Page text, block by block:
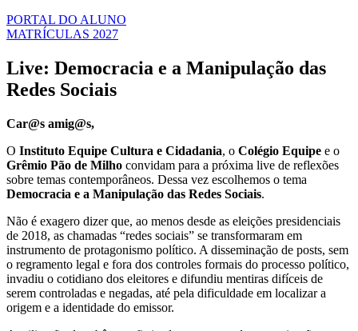
PORTAL DO ALUNO
MATRÍCULAS 2027
Live: Democracia e a Manipulação das
Redes Sociais
Car@s amig@s,
O Instituto Equipe Cultura e Cidadania, o Colégio Equipe e o
Grêmio Pão de Milho convidam para a próxima live de reflexões
sobre temas contemporâneos. Dessa vez escolhemos o tema
Democracia e a Manipulação das Redes Sociais.
Não é exagero dizer que, ao menos desde as eleições presidenciais
de 2018, as chamadas “redes sociais” se transformaram em
instrumento de protagonismo político. A disseminação de posts, sem
o regramento legal e fora dos controles formais do processo político,
invadiu o cotidiano dos eleitores e difundiu mentiras difíceis de
serem controladas e negadas, até pela dificuldade em localizar a
origem e a identidade do emissor.